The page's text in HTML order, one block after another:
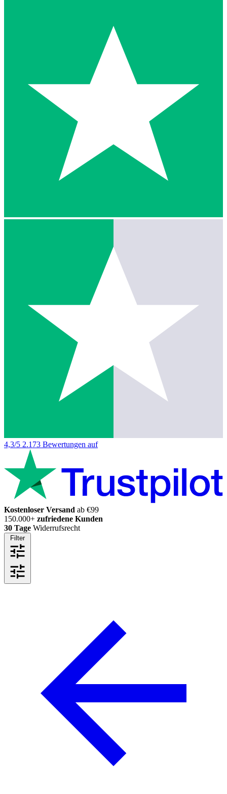
4,3/5 2.173 Bewertungen auf
Kostenloser Versand ab €99
150.000+ zufriedene Kunden
30 Tage Widerrufsrecht
Filter